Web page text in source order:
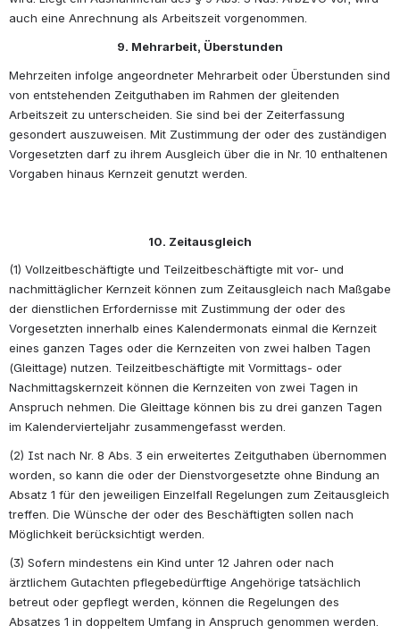
auch eine Anrechnung als Arbeitszeit vorgenommen.
9. Mehrarbeit, Überstunden
Mehrzeiten infolge angeordneter Mehrarbeit oder Überstunden sind
von entstehenden Zeitguthaben im Rahmen der gleitenden
Arbeitszeit zu unterscheiden. Sie sind bei der Zeiterfassung
gesondert auszuweisen. Mit Zustimmung der oder des zuständigen
Vorgesetzten darf zu ihrem Ausgleich über die in Nr. 10 enthaltenen
Vorgaben hinaus Kernzeit genutzt werden.
10. Zeitausgleich
(1) Vollzeitbeschäftigte und Teilzeitbeschäftigte mit vor- und
nachmittäglicher Kernzeit können zum Zeitausgleich nach Maßgabe
der dienstlichen Erfordernisse mit Zustimmung der oder des
Vorgesetzten innerhalb eines Kalendermonats einmal die Kernzeit
eines ganzen Tages oder die Kernzeiten von zwei halben Tagen
(Gleittage) nutzen. Teilzeitbeschäftigte mit Vormittags- oder
Nachmittagskernzeit können die Kernzeiten von zwei Tagen in
Anspruch nehmen. Die Gleittage können bis zu drei ganzen Tagen
im Kalendervierteljahr zusammengefasst werden.
(2) Ist nach Nr. 8 Abs. 3 ein erweitertes Zeitguthaben übernommen
worden, so kann die oder der Dienstvorgesetzte ohne Bindung an
Absatz 1 für den jeweiligen Einzelfall Regelungen zum Zeitausgleich
treffen. Die Wünsche der oder des Beschäftigten sollen nach
Möglichkeit berücksichtigt werden.
(3) Sofern mindestens ein Kind unter 12 Jahren oder nach
ärztlichem Gutachten pflegebedürftige Angehörige tatsächlich
betreut oder gepflegt werden, können die Regelungen des
Absatzes 1 in doppeltem Umfang in Anspruch genommen werden.